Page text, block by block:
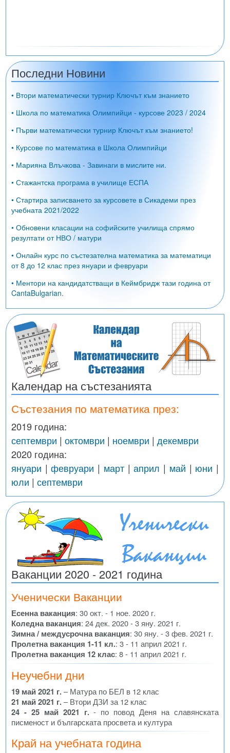
Последни Новини
• Втори математически турнир Ключът към знанието
• Школа по математика Олимпийци - курсове 2023 / 2024
• Първи математически турнир Ключът към знанието!
• Курсове по математика в Школа Олимпийци
• Марияна Влъчкова - Завинаги в мислите ни.
• Стажантска програма в училище ЕСПА
• Стартира записването за курсовете в Сикадеми през
учебната 2021/2022
• Обновени класации на софийските училища спрямо
резултати от НВО / матури
• Онлайн курс по състезателна математика за математици
от 8 до 12 клас през януари и февруари
• Ментори на кандидатстващи в Кеймбридж тази година от
CantaBulgarian.
Календар на състезанията
Състезания по математика през:
2019 година:
септември | октомври | ноември | декември
2020 година:
януари |февруари | март|април | май | юни |
юли | септември
Ваканции 2020 - 2021 година
Ученически Ваканции
Есенна ваканция: 30 окт. - 1 ное. 2020 г.
Коледна ваканция: 24 дек. 2020 - 3 яну. 2021 г.
Зимна / междусрочна ваканция: 30 яну. - 3 фев. 2021 г.
Пролетна ваканция 1-11 кл.: 3 - 11 април 2021 г.
Пролетна ваканция 12 клас: 8 - 11 април 2021 г.
Неучебни дни
19 май 2021 г.– Матура по БЕЛ в 12 клас
21 май 2021 г.– Втори ДЗИ за 12 клас
24 - 25 май 2021 г.- по повод Деня на славянската
писменост и българската просвета и култура
Край на учебната година